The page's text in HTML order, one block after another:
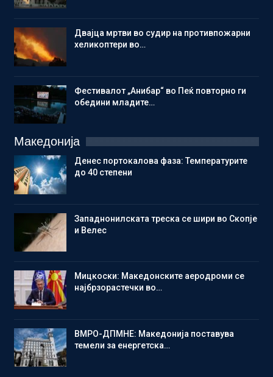
Двајца мртви во судир на противпожарни
хеликоптери во…
Фестивалот „Анибар“ во Пеќ повторно ги
обедини младите…
Македонија
Денес портокалова фаза: Температурите
до 40 степени
Западнонилската треска се шири во Скопје
и Велес
Мицкоски: Македонските аеродроми се
најбрзорастечки во…
ВМРО-ДПМНЕ: Македонија поставува
темели за енергетска…